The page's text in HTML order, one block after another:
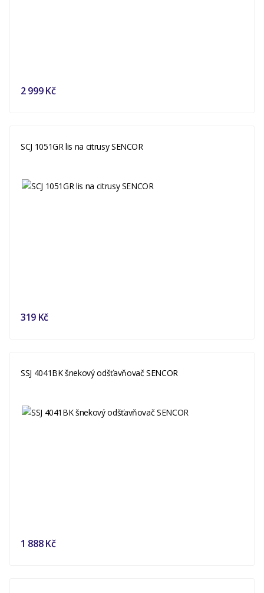
2 999 Kč
SCJ 1051GR lis na citrusy SENCOR
319 Kč
SSJ 4041BK šnekový odšťavňovač SENCOR
1 888 Kč